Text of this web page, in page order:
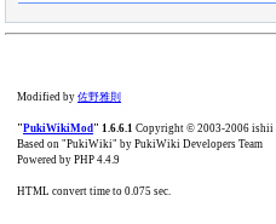
Modified by 佐野雅則
"PukiWikiMod" 1.6.6.1 Copyright © 2003-2006 ishii
Based on "PukiWiki" by PukiWiki Developers Team
Powered by PHP 4.4.9
HTML convert time to 0.075 sec.